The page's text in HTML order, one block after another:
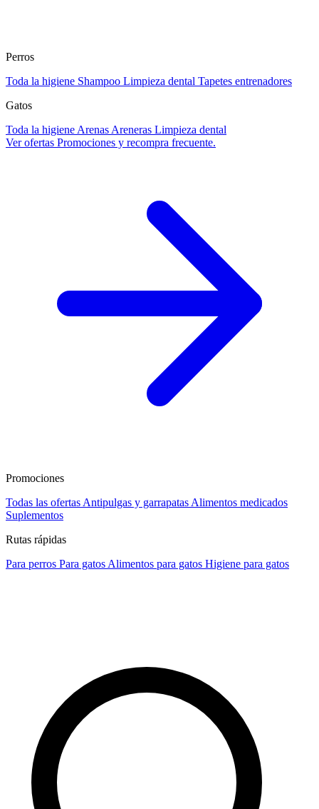
Perros
Toda la higiene Shampoo Limpieza dental Tapetes entrenadores
Gatos
Toda la higiene Arenas Areneras Limpieza dental
Ver ofertas Promociones y recompra frecuente.
Promociones
Todas las ofertas Antipulgas y garrapatas Alimentos medicados
Suplementos
Rutas rápidas
Para perros Para gatos Alimentos para gatos Higiene para gatos